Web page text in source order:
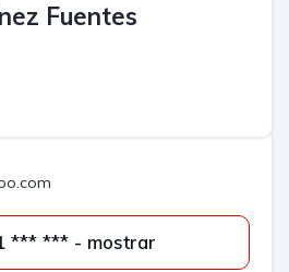
Fuentes
691 *** *** - mostrar